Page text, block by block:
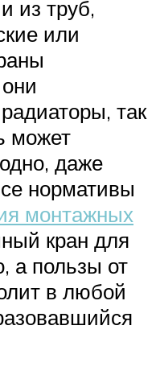
из труб,
или
так
может
даже
нормативы
монтажных
кран для
а пользы от
в любой